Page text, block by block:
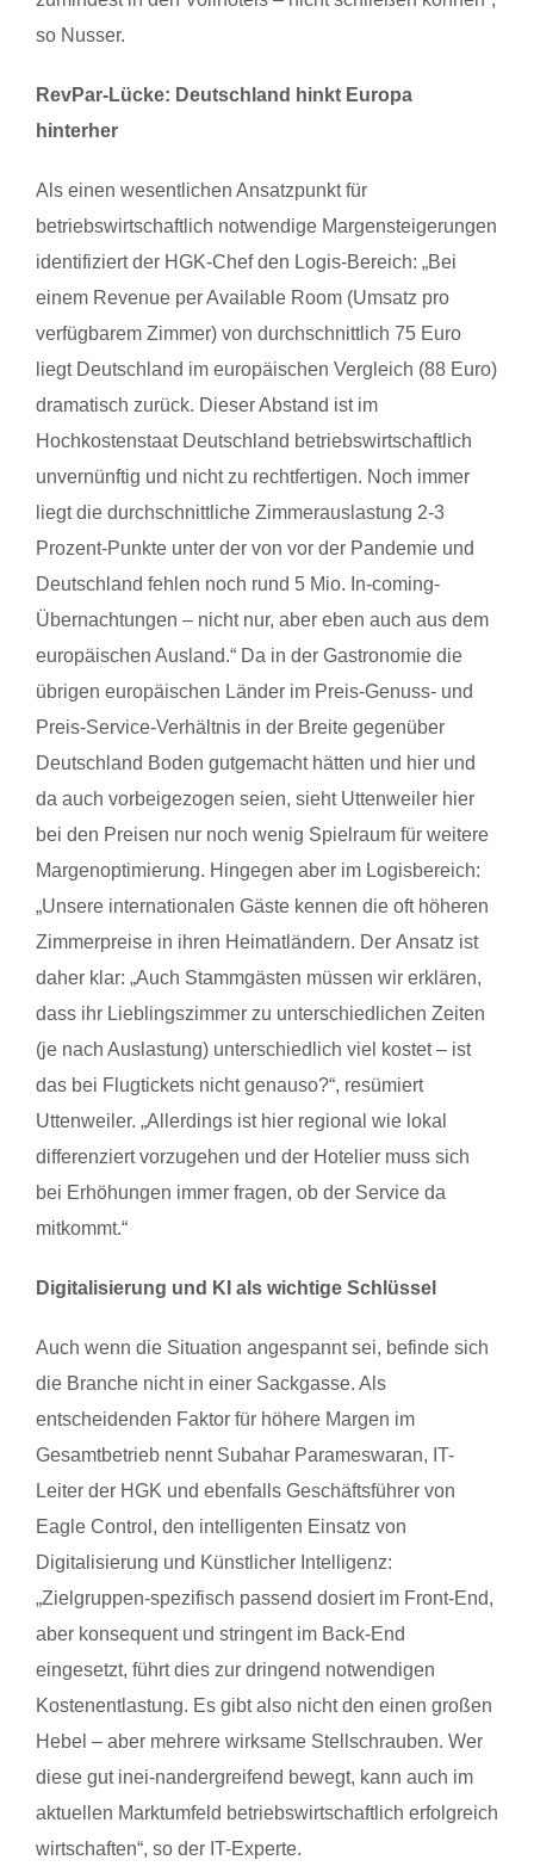
so Nusser.
RevPar-Lücke: Deutschland hinkt Europa
hinterher
Als einen wesentlichen Ansatzpunkt für
betriebswirtschaftlich notwendige Margensteigerungen
identifiziertderHGK-Chef den Logis-Bereich: „Bei
einem Revenue per Available Room (Umsatz pro
verfügbarem Zimmer) von durchschnittlich 75 Euro
liegt Deutschland im europäischen Vergleich (88 Euro)
dramatisch zurück. Dieser Abstand ist im
Hochkostenstaat Deutschland betriebswirtschaftlich
unvernünftig und nicht zu rechtfertigen. Noch immer
liegt die durchschnittliche Zimmerauslastung 2-3
Prozent-Punkte unter dervon vor derPandemie und
Deutschland fehlen noch rund 5 Mio. In-coming-
Übernachtungen – nicht nur, aber eben auch aus dem
europäischen Ausland.“ Da in derGastronomie die
übrigen europäischen Länder im Preis-Genuss- und
Preis-Service-Verhältnis in derBreite gegenüber
Deutschland Boden gutgemacht hätten und hier und
da auch vorbeigezogen seien, sieht Uttenweiler hier
bei den Preisen nur noch wenig Spielraum für weitere
Margenoptimierung. Hingegen aber im Logisbereich:
„Unsere internationalen Gäste kennen die oft höheren
Zimmerpreise in ihren Heimatländern. DerAnsatz ist
daher klar: „Auch Stammgästen müssen wir erklären,
dass ihr Lieblingszimmer zu unterschiedlichen Zeiten
(je nach Auslastung) unterschiedlich viel kostet – ist
das bei Flugtickets nicht genauso?“, resümiert
Uttenweiler. „Allerdings ist hier regional wie lokal
differenziert vorzugehen und derHotelier muss sich
bei Erhöhungen immer fragen, ob derService da
mitkommt.“
Digitalisierung und KI als wichtige Schlüssel
Auch wenn die Situation angespannt sei, befinde sich
die Branche nicht in einer Sackgasse. Als
entscheidenden Faktor für höhere Margen im
Gesamtbetrieb nennt Subahar Parameswaran, IT-
Leiter derHGK und ebenfalls Geschäftsführer von
Eagle Control, den intelligenten Einsatz von
Digitalisierung und Künstlicher Intelligenz:
„Zielgruppen-spezifisch passend dosiert im Front-End,
aber konsequent und stringent im Back-End
eingesetzt, führt dies zur dringend notwendigen
Kostenentlastung. Es gibt also nicht den einen großen
Hebel – aber mehrere wirksame Stellschrauben. Wer
diese gut inei-nandergreifend bewegt, kann auch im
aktuellen Marktumfeld betriebswirtschaftlich erfolgreich
wirtschaften“, so derIT-Experte.